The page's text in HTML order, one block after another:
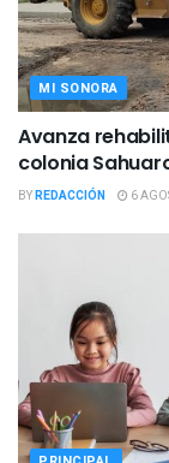
MI SONORA
Avanza
colonia
BYREDACCIÓN 6